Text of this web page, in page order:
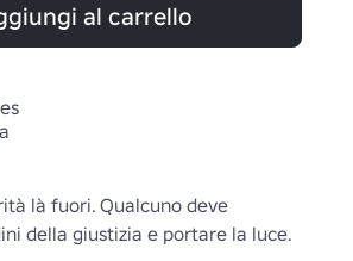
al carrello
là fuori. Qualcuno deve
della giustizia e portare la luce.